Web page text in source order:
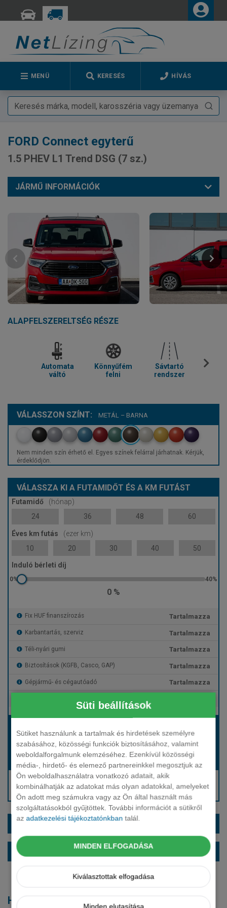
Süti beállítások
Sütiket használunk a tartalmak és hirdetések személyre
szabásához, közösségi funkciók biztosításához, valamint
weboldalforgalmunk elemzéséhez. Ezenkívül közösségi
média-, hirdető- és elemező partnereinkkel megosztjuk az
Ön weboldalhasználatra vonatkozó adatait, akik
kombinálhatják az adatokat más olyan adatokkal, amelyeket
Ön adott meg számukra vagy az Ön által használt más
szolgáltatásokból gyűjtöttek. További információt a sütikről
azadatkezelési tájékoztatónkban talál.
MINDEN ELFOGADÁSA
Kiválasztottak elfogadása
Minden elutasítása
MENÜ KERESÉS HÍVÁS
FORD Connect egyterű
1.5 PHEV L1 Trend DSG (7 sz.)
JÁRMŰ INFORMÁCIÓK
ALAPFELSZERELTSÉG RÉSZE
Automata
váltó
Könnyűfém
felni
Sávtartó
rendszer
VÁLASSZON SZÍNT: METÁL – BARNA
Nem minden szín érhető el. Egyes színek felárral járhatnak. Kérjük,
érdeklődjön.
VÁLASSZA KI A FUTAMIDŐT ÉS A KM FUTÁST
Futamidő
(hónap)
24
36 48 60
Éves km futás
(ezer km)
10
20 30 40 50
Induló bérleti díj
0 %
Fix HUF finanszírozás Tartalmazza
Karbantartás, szerviz Tartalmazza
Téli-nyári gumi Tartalmazza
Biztosítások (KGFB, Casco, GAP) Tartalmazza
Gépjármű- és cégautóadó Tartalmazza
Hívjon bennünket!
Hívjon bennünket!
Hívjon: +36 1 888 0088
Kérjen visszahívást!
EXTRÁK ÉS SZÍNEK
ALAPFELSZERELTSÉG
Hasonló modellek